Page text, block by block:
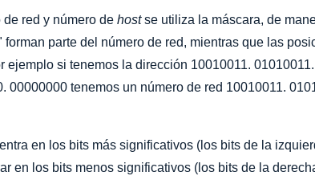
red y número de hostse utiliza la máscara, de
parte del número de red, mientras que las
ejemplo si tenemos la dirección 10010011.
00000000 tenemos un número de red 10010011.
en los bits más significativos (los bits de la
en los bits menos significativos (los bits de la